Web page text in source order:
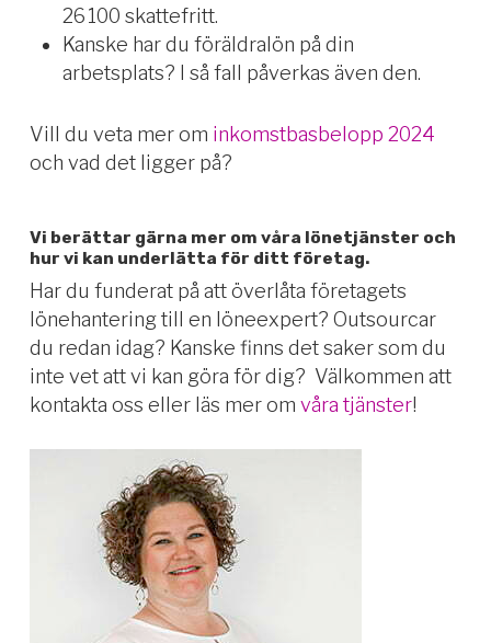
26 100 skattefritt.
Kanske har du föräldralön på din
arbetsplats? I så fall påverkas även den.
Vill du veta mer om inkomstbasbelopp 2024
och vad det ligger på?
Vi berättar gärna mer om våra lönetjänster och
hur vi kan underlätta för ditt företag.
Har du funderat på att överlåta företagets
lönehantering till en löneexpert? Outsourcar
du redan idag? Kanske finns det saker som du
inte vet att vi kan göra för dig? Välkommen att
kontakta oss eller läs mer om våra tjänster!